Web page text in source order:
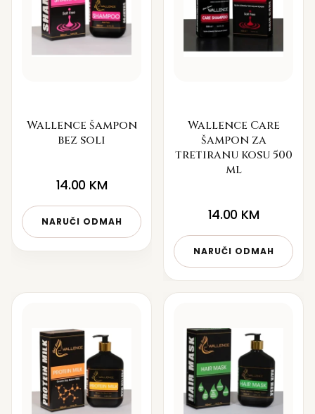
Wallence šampon
bez soli
14.00 KM
NARUČI ODMAH
Wallence Care
šampon za
tretiranu kosu 500
ml
14.00 KM
NARUČI ODMAH